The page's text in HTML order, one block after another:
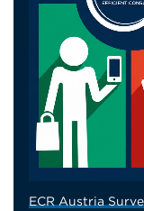
ECR Austria